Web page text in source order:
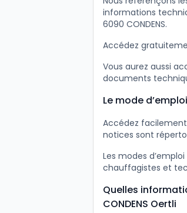
informations
6090 CONDENS.
Accédez
Vous aurez aussi
documents
Le mode
Accédez facilement
notices sont
Les modes
chauffagistes et
Quelles
CONDENS Oertli